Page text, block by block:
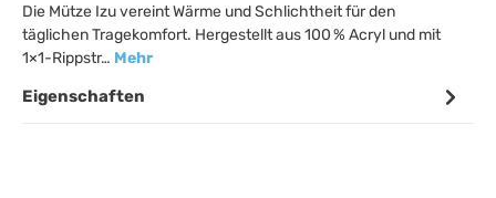
Die Mütze Izu vereint Wärme und Schlichtheit für den
täglichen Tragekomfort. Hergestellt aus 100 % Acryl und mit
1×1-Rippstr… Mehr
Eigenschaften